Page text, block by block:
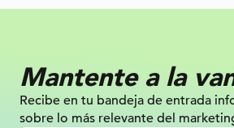
Mantente a la
Recibe en tu bandeja de entrada
sobre lo más relevante del